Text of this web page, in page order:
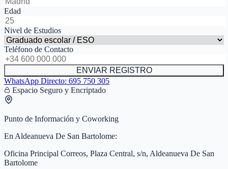
Edad
Nivel de Estudios
Teléfono de Contacto
ENVIAR REGISTRO
WhatsApp Directo: 695 750 305
Espacio Seguro y Encriptado
Punto de Información y Coworking
En Aldeanueva De San Bartolome:
Oficina Principal Correos, Plaza Central, s/n, Aldeanueva De San
Bartolome